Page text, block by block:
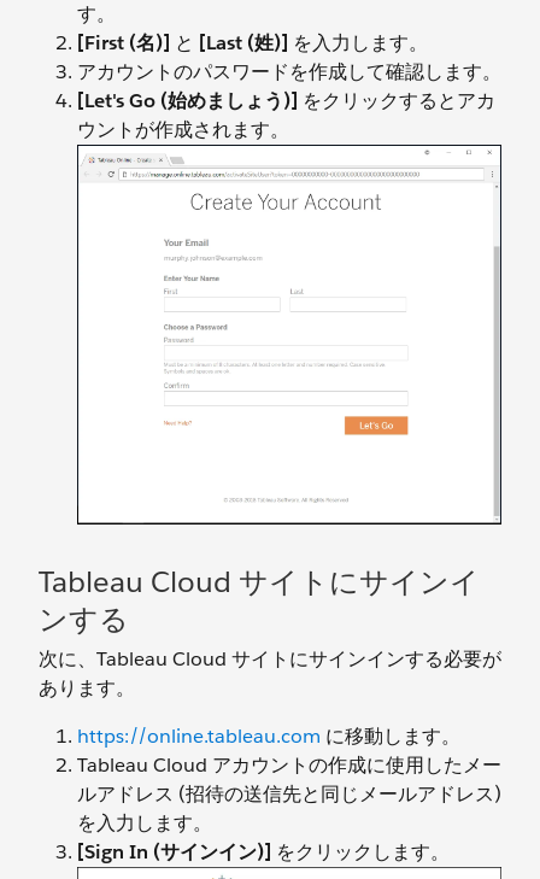
す。
[First (名)] と [Last (姓)] を入力します。
アカウントのパスワードを作成して確認します。
[Let's Go (始めましょう)] をクリックするとアカ
ウントが作成されます。
Tableau Cloud サイトにサインイ
ンする
次に、Tableau Cloud サイトにサインインする必要が
あります。
https://online.tableau.com に移動します。
Tableau Cloud アカウントの作成に使用したメー
ルアドレス (招待の送信先と同じメールアドレス)
を入力します。
[Sign In (サインイン)] をクリックします。